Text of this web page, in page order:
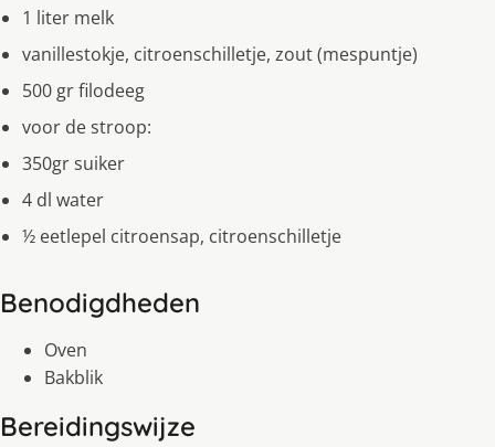
1 liter melk
vanillestokje, citroenschilletje, zout (mespuntje)
500 gr filodeeg
voor de stroop:
350gr suiker
4 dl water
½ eetlepel citroensap, citroenschilletje
Benodigdheden
Oven
Bakblik
Bereidingswijze